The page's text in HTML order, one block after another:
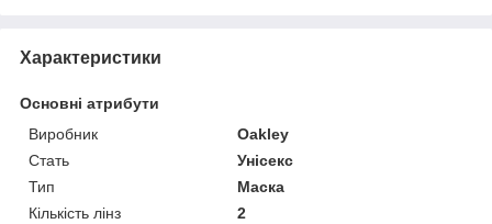
Характеристики
Основні атрибути
Виробник
Oakley
Стать
Унісекс
Тип
Маска
Кількість лінз
2